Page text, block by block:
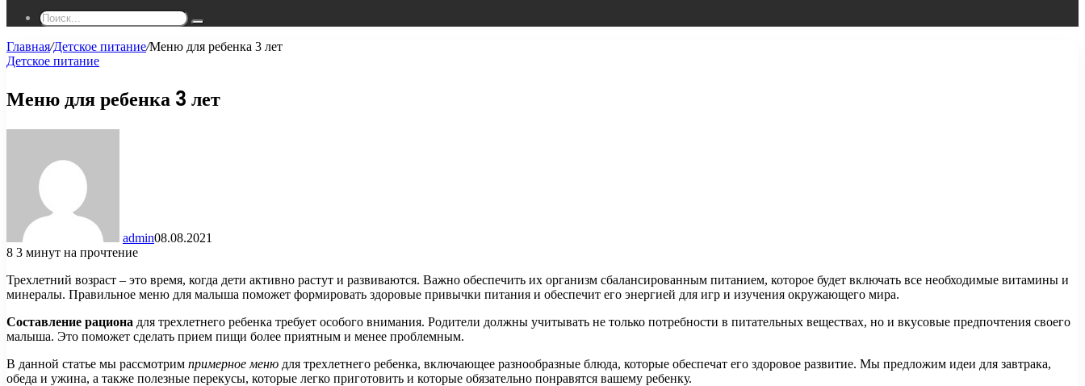
Поиск...
Главная/Детское питание/Меню для ребенка 3 лет
Детское питание
Меню для ребенка 3 лет
admin08.08.2021
8 3 минут на прочтение
Трехлетний возраст – это время, когда дети активно растут и развиваются. Важно обеспечить их организм сбалансированным питанием, которое будет включать все необходимые витамины и
минералы. Правильное меню для малыша поможет формировать здоровые привычки питания и обеспечит его энергией для игр и изучения окружающего мира.
Составление рациона для трехлетнего ребенка требует особого внимания. Родители должны учитывать не только потребности в питательных веществах, но и вкусовые предпочтения своего
малыша. Это поможет сделать прием пищи более приятным и менее проблемным.
В данной статье мы рассмотрим примерное меню для трехлетнего ребенка, включающее разнообразные блюда, которые обеспечат его здоровое развитие. Мы предложим идеи для завтрака,
обеда и ужина, а также полезные перекусы, которые легко приготовить и которые обязательно понравятся вашему ребенку.